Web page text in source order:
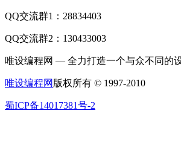
QQ交流群1：28834403
QQ交流群2：130433003
唯设编程网 — 全力打造一个与众不同的
唯设编程网 版权所有 © 1997-2010
蜀ICP备14017381号-2